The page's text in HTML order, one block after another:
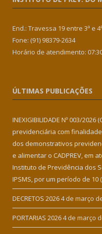
End.: Travessa 19 entre 3ª e
Fone: (91) 98379-2634
Horário de atendimento:
ÚLTIMAS PUBLICAÇÕES
INEXIGIBILIDADE Nº 003/
previdenciária com
dos demonstrativos
e alimentar o CADPREV, em
Instituto de Previdência dos
IPSMS, por um período de 10
DECRETOS 20264 de março
PORTARIAS 20264 de março